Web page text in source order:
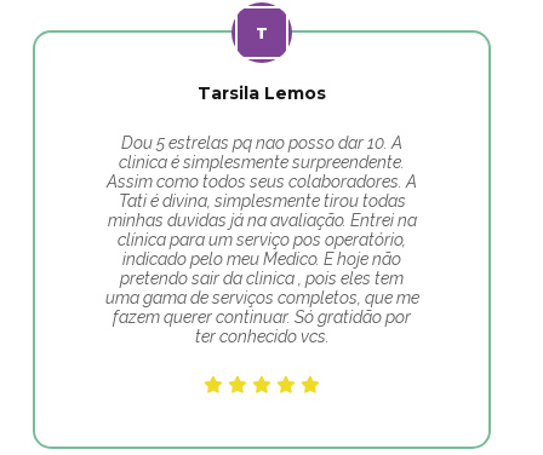
Tarsila Lemos
Dou 5 estrelas pq nao posso dar 10. A
clinica é simplesmente surpreendente.
Assim como todos seus colaboradores. A
Tati é divina, simplesmente tirou todas
minhas duvidas já na avaliação. Entrei na
clínica para um serviço pos operatório,
indicado pelo meu Medico. E hoje não
pretendo sair da clinica , pois eles tem
uma gama de serviços completos, que me
fazem querer continuar. Só gratidão por
ter conhecido vcs.